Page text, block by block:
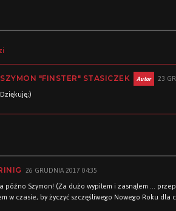
SZYMON "FINSTER" STASICZEK 23
Dziękuję;)
26 GRUDNIA 2017 04:35
późno Szymon! (Za dużo wypiłem i zasnąłem ...
w czasie, by życzyć szczęśliwego Nowego Roku